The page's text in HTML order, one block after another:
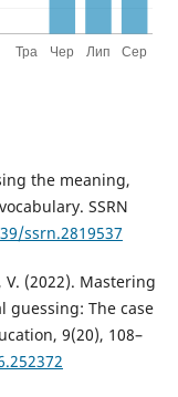
the meaning,
SSRN
ssrn.2819537
V. (2022). Mastering
guessing: The case
9(20), 108–